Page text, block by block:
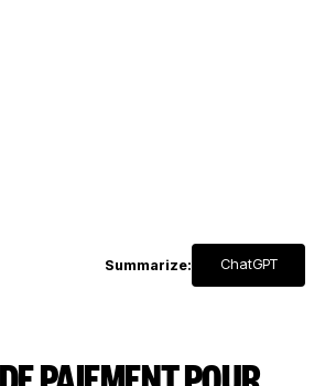
Summarize: ChatGPT